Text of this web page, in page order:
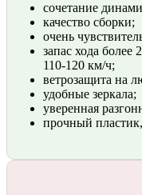
сочетание
качество сборки;
очень
запас хода более
110-120 км/ч;
ветрозащита на
удобные зеркала;
уверенная
прочный